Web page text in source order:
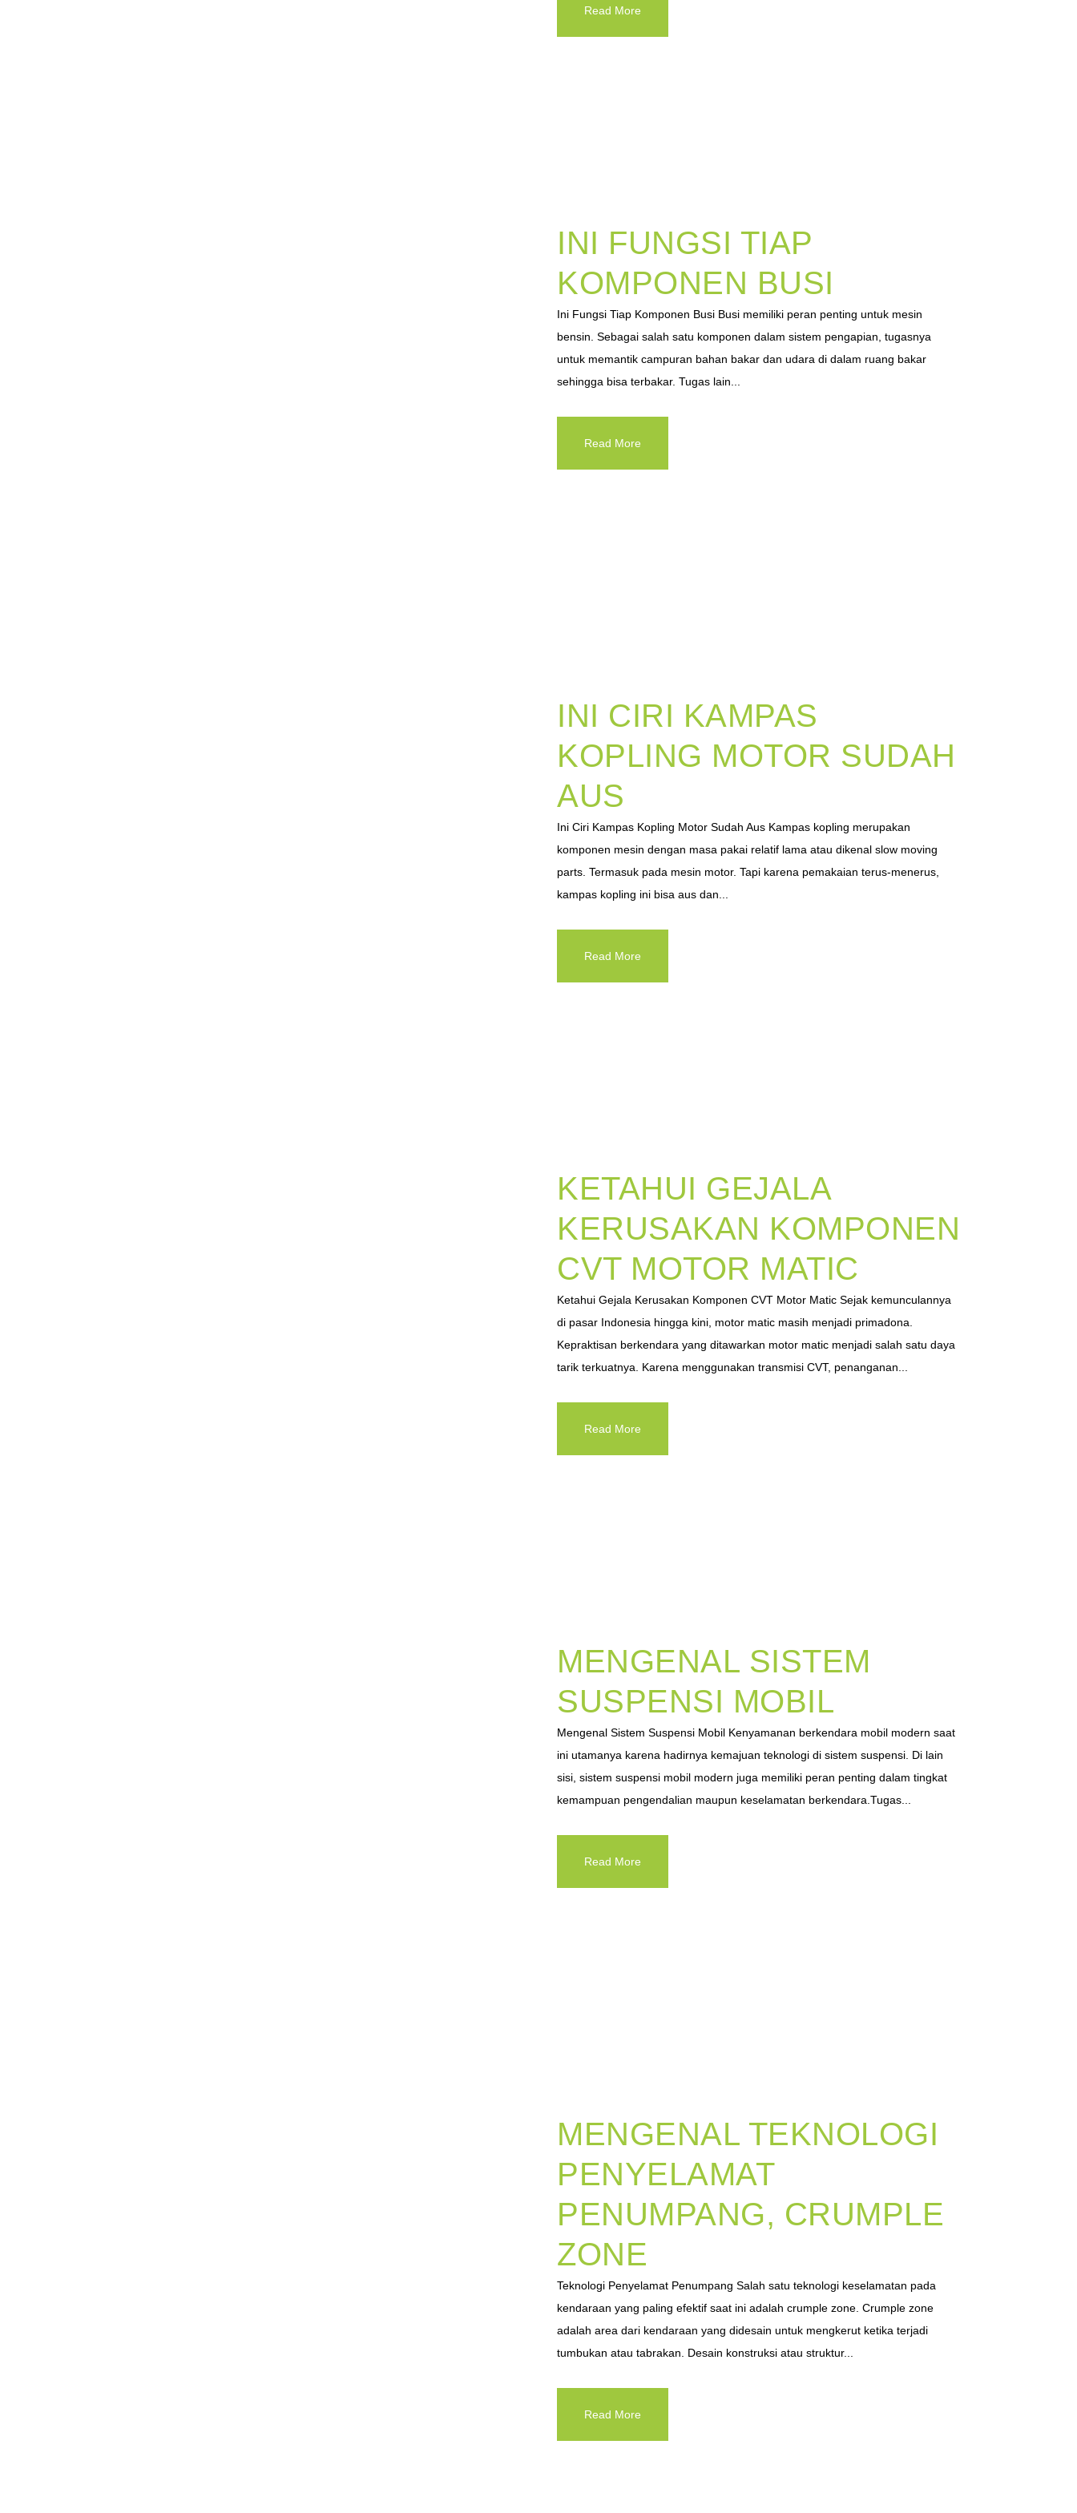
Read More
INI FUNGSI TIAP
KOMPONEN BUSI
Ini Fungsi Tiap Komponen Busi Busi memiliki peran penting untuk mesin
bensin. Sebagai salah satu komponen dalam sistem pengapian, tugasnya
untuk memantik campuran bahan bakar dan udara di dalam ruang bakar
sehingga bisa terbakar. Tugas lain...
Read More
INI CIRI KAMPAS
KOPLING MOTOR SUDAH
AUS
Ini Ciri Kampas Kopling Motor Sudah Aus Kampas kopling merupakan
komponen mesin dengan masa pakai relatif lama atau dikenal slow moving
parts. Termasuk pada mesin motor. Tapi karena pemakaian terus-menerus,
kampas kopling ini bisa aus dan...
Read More
KETAHUI GEJALA
KERUSAKAN KOMPONEN
CVT MOTOR MATIC
Ketahui Gejala Kerusakan Komponen CVT Motor Matic Sejak kemunculannya
di pasar Indonesia hingga kini, motor matic masih menjadi primadona.
Kepraktisan berkendara yang ditawarkan motor matic menjadi salah satu daya
tarik terkuatnya. Karena menggunakan transmisi CVT, penanganan...
Read More
MENGENAL SISTEM
SUSPENSI MOBIL
Mengenal Sistem Suspensi Mobil Kenyamanan berkendara mobil modern saat
ini utamanya karena hadirnya kemajuan teknologi di sistem suspensi. Di lain
sisi, sistem suspensi mobil modern juga memiliki peran penting dalam tingkat
kemampuan pengendalian maupun keselamatan berkendara.Tugas...
Read More
MENGENAL TEKNOLOGI
PENYELAMAT
PENUMPANG, CRUMPLE
ZONE
Teknologi Penyelamat Penumpang Salah satu teknologi keselamatan pada
kendaraan yang paling efektif saat ini adalah crumple zone. Crumple zone
adalah area dari kendaraan yang didesain untuk mengkerut ketika terjadi
tumbukan atau tabrakan. Desain konstruksi atau struktur...
Read More